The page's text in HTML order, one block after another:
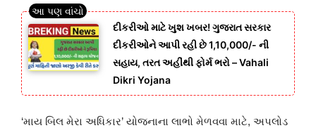
દીકરીઓ માટે ખુશ ખબર! ગુજરાત સરકાર
દીકરીઓને આપી રહી છે 1,10,000/- ની
સહાય, તરત અહીંથી ફોર્મ ભરો – Vahali
Dikri Yojana
‘માય બિલ મેરા અધિકાર’ યોજનાના લાભો મેળવવા માટે, અપલોડ